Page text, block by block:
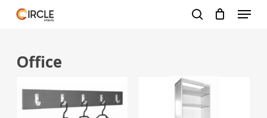
Zum
Hauptinhalt
Menü
Office